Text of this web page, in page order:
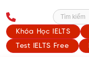
Khóa Học IELTS
Test IELTS Free
Tìm kiếm